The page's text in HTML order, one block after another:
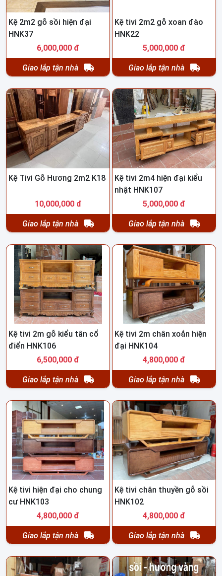
Kệ 2m2 gỗ sồi hiện đại
HNK37
6,000,000 đ
Giao lắp tận nhà
Kệ tivi 2m2 gỗ xoan đào
HNK22
5,000,000 đ
Giao lắp tận nhà
Kệ Tivi Gỗ Hương 2m2 K18
10,000,000 đ
Giao lắp tận nhà
Kệ tivi 2m4 hiện đại kiểu
nhật HNK107
5,000,000 đ
Giao lắp tận nhà
Kệ tivi 2m gỗ kiểu tân cổ
điển HNK106
6,500,000 đ
Giao lắp tận nhà
Kệ tivi 2m chân xoắn hiện
đại HNK104
4,800,000 đ
Giao lắp tận nhà
Kệ tivi hiện đại cho chung
cư HNK103
4,800,000 đ
Giao lắp tận nhà
Kệ tivi chân thuyền gỗ sồi
HNK102
4,800,000 đ
Giao lắp tận nhà